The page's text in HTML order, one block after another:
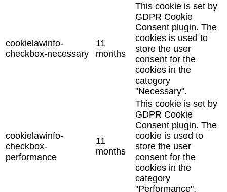
cookielawinfo-
checkbox-necessary
11
months
This cookie is set by
GDPR Cookie
Consent plugin. The
cookies is used to
store the user
consent for the
cookies in the
category
"Necessary".
cookielawinfo-
checkbox-
performance
11
months
This cookie is set by
GDPR Cookie
Consent plugin. The
cookie is used to
store the user
consent for the
cookies in the
category
"Performance".